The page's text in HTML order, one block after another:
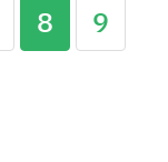
8
9